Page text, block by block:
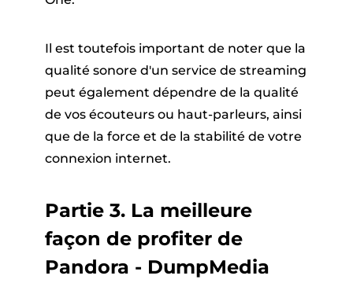
Il est toutefois important de noter que la
qualité sonore d'un service de streaming
peut également dépendre de la qualité
de vos écouteurs ou haut-parleurs, ainsi
que de la force et de la stabilité de votre
connexion internet.
Partie 3. La meilleure
façon de profiter de
Pandora - DumpMedia